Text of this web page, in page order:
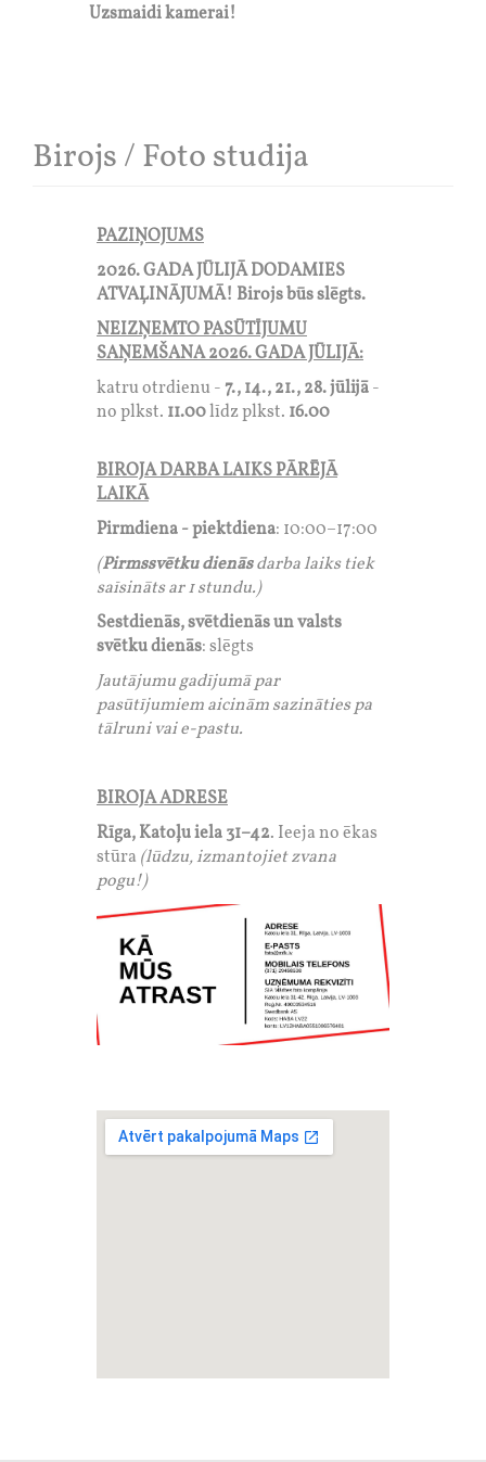
Uzsmaidi kamerai!
Birojs / Foto studija
PAZIŅOJUMS
2026. GADA JŪLIJĀ DODAMIES
ATVAĻINĀJUMĀ! Birojs būs slēgts.
NEIZŅEMTO PASŪTĪJUMU
SAŅEMŠANA 2026. GADA JŪLIJĀ:
katru otrdienu -7., 14., 21., 28. jūlijā-
no plkst. 11.00līdz plkst. 16.00
BIROJA DARBA LAIKS PĀRĒJĀ
LAIKĀ
Pirmdiena - piektdiena: 10:00–17:00
(Pirmssvētku dienāsdarba laiks tiek
saīsināts ar 1 stundu.)
Sestdienās, svētdienās un valsts
svētku dienās: slēgts
Jautājumu gadījumā par
pasūtījumiem aicinām sazināties pa
tālruni vai e-pastu.
BIROJA ADRESE
Rīga, Katoļu iela 31–42. Ieeja no ēkas
stūra (lūdzu, izmantojiet zvana
pogu!)
Skatīt lielāku karti